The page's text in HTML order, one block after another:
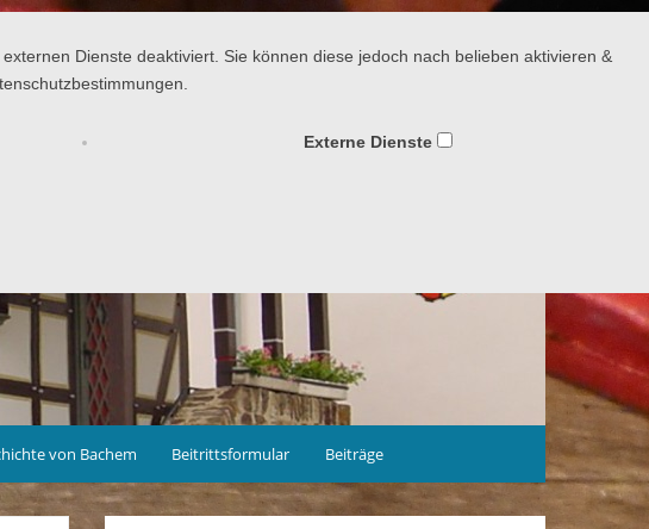
e.V.
von Bachem Beitrittsformular Beiträge
Dienste deaktiviert. Sie können diese jedoch nach belieben aktivieren &
Externe Dienste